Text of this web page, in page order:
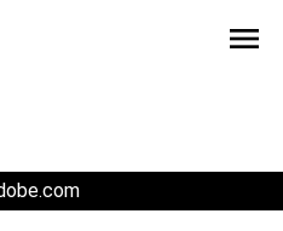
menu